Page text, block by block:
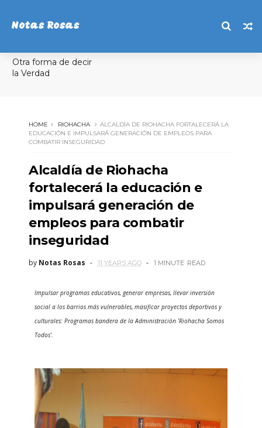
Notas Rosas
Otra forma de decir
la Verdad
HOME RIOHACHA
ALCALDÍA DE RIOHACHA FORTALECERÁ LA
EDUCACIÓN E IMPULSARÁ GENERACIÓN DE EMPLEOS PARA
COMBATIR INSEGURIDAD
Alcaldía de Riohacha
fortalecerá la educación e
impulsará generación de
empleos para combatir
inseguridad
by Notas Rosas 11 YEARS AGO 1 MINUTE READ
Impulsar programas educativos, generar empresas, llevar inversión
social a los barrios más vulnerables, masificar proyectos deportivos y
culturales: Programas bandera de la Administración 'Riohacha Somos
Todos'.